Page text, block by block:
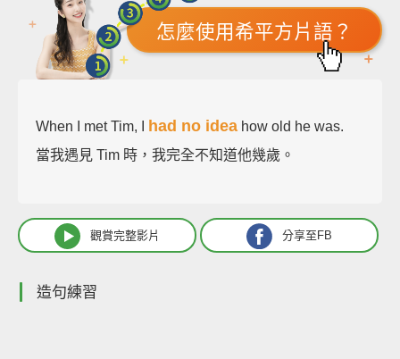
怎麼使用希平方片語？
When I met Tim, I had no idea how old he was.
當我遇見 Tim 時，我完全不知道他幾歲。
觀賞完整影片 分享至FB
造句練習